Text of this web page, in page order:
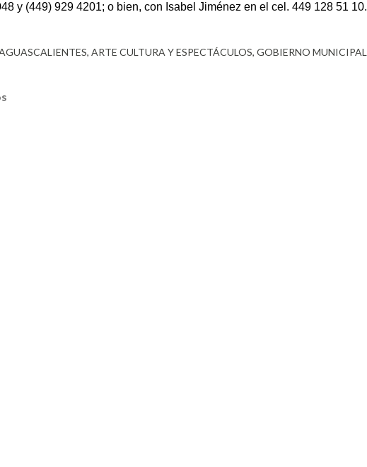
y (449) 929 4201; o bien, con Isabel Jiménez en el cel. 449 128 51 10.
ARTE CULTURA Y ESPECTÁCULOS GOBIERNO MUNICIPAL